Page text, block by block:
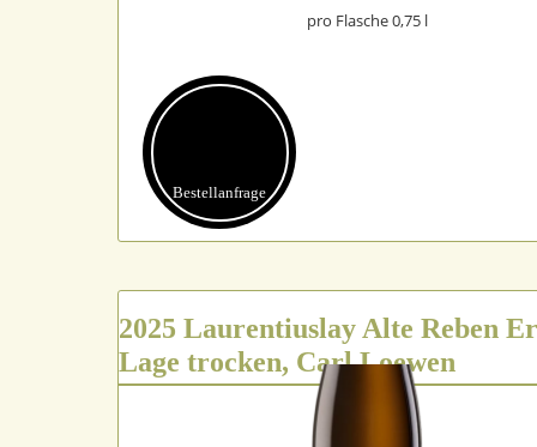
pro Flasche 0,75 l
Bestell­anfrage
2025 Laurentiuslay Alte Reben
Lage trocken, Carl Loewen